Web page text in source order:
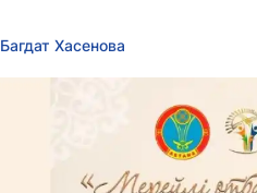
Багдат Хасенова